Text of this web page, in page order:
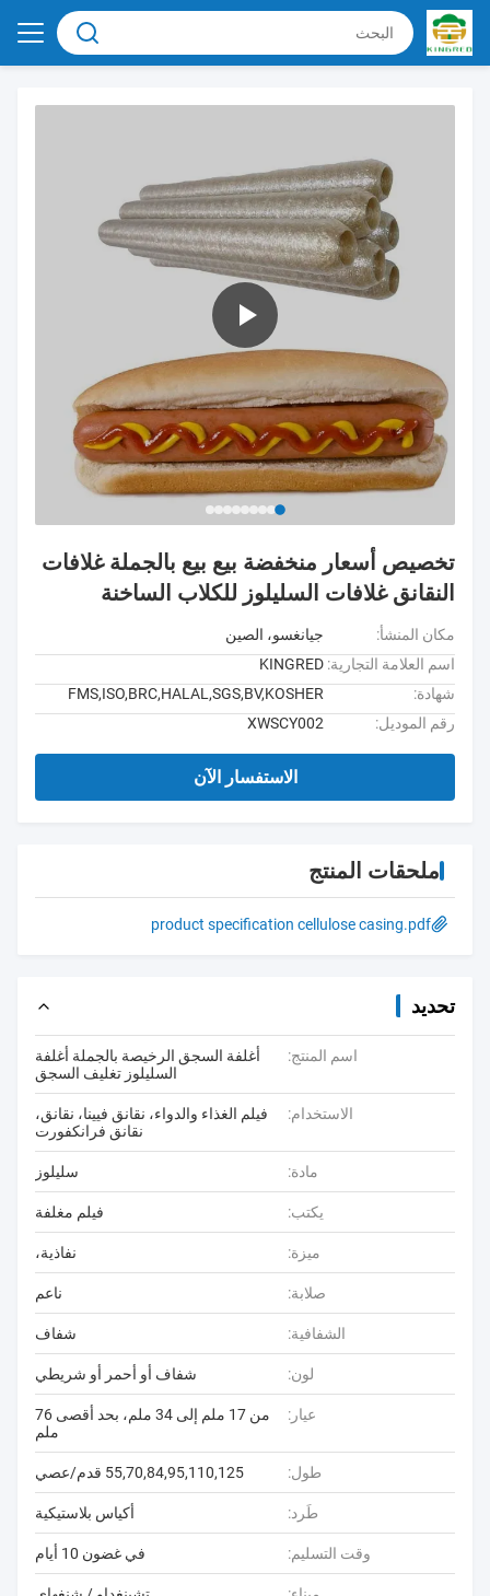
تخصيص أسعار منخفضة بيع بيع بالجملة غلافات
النقانق غلافات السليلوز للكلاب الساخنة
مكان المنشأ:
جيانغسو، الصين
اسم العلامة التجارية: KINGRED
شهادة:
FMS,ISO,BRC,HALAL,SGS,BV,KOSHER
رقم الموديل:
XWSCY002
الاستفسار الآن
ملحقات المنتج
product specification cellulose casing.pdf
تحديد
اسم المنتج:
أغلفة السجق الرخيصة بالجملة أغلفة
السليلوز تغليف السجق
الاستخدام:
فيلم الغذاء والدواء، نقانق فيينا، نقانق،
نقانق فرانكفورت
مادة: سليلوز
يكتب: فيلم مغلفة
ميزة: نفاذية،
صلابة: ناعم
الشفافية: شفاف
لون: شفاف أو أحمر أو شريطي
عيار:
من 17 ملم إلى 34 ملم، بحد أقصى 76
ملم
طول: 55,70,84,95,110,125 قدم/عصي
طَرد: أكياس بلاستيكية
وقت التسليم: في غضون 10 أيام